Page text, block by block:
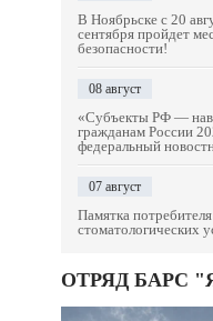
В Ноябрьске с 20
сентября пройдет
безопасности!
08 август
«Субъекты РФ —
гражданам России
федеральный
07 август
Памятка
стоматологических
ОТРЯД БАРС